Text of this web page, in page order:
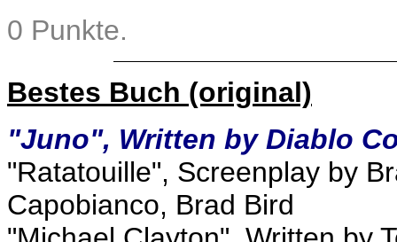
0 Punkte.
Bestes Buch (original)
"Juno", Written by Diablo
"Ratatouille", Screenplay by
Capobianco, Brad Bird